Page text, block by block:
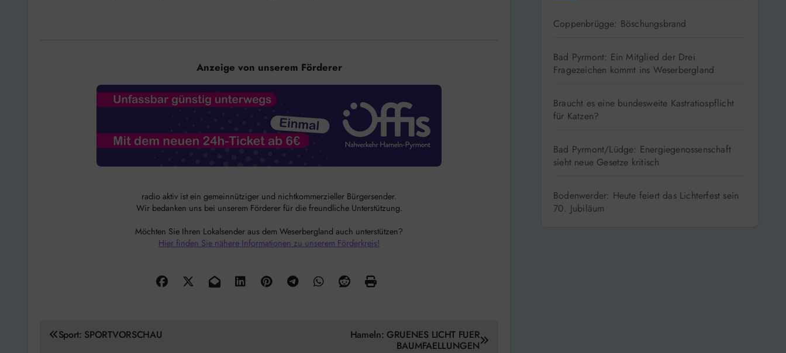
Anzeige von unserem Förderer
radio aktiv ist ein gemeinnütziger und nichtkommerzieller Bürgersender.
Wir bedanken uns bei unserem Förderer für die freundliche Unterstützung.
Möchten Sie Ihren Lokalsender aus dem Weserbergland auch unterstützen?
Hier finden Sie nähere Informationen zu unserem Förderkreis!
Beitragsnavigation
Sport: SPORTVORSCHAU
Hameln: GRUENES LICHT FUER
BAUMFAELLUNGEN
Coppenbrügge: Böschungsbrand
Bad Pyrmont: Ein Mitglied der Drei
Fragezeichen kommt ins Weserbergland
Braucht es eine bundesweite Kastratiospflicht
für Katzen?
Bad Pyrmont/Lüdge: Energiegenossenschaft
sieht neue Gesetze kritisch
Bodenwerder: Heute feiert das Lichterfest sein
70. Jubiläum